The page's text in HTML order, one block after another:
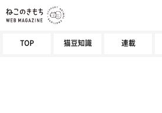
TOP 猫豆知識 連載